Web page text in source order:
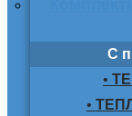
С
•
•